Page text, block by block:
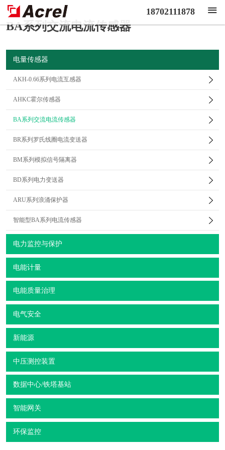
18702111878
BA系列交流电流传感器
电量传感器
AKH-0.66系列电流互感器
AHKC霍尔传感器
BA系列交流电流传感器
BR系列罗氏线圈电流变送器
BM系列模拟信号隔离器
BD系列电力变送器
ARU系列浪涌保护器
智能型BA系列电流传感器
电力监控与保护
电能计量
电能质量治理
电气安全
新能源
中压测控装置
数据中心/铁塔基站
智能网关
环保监控